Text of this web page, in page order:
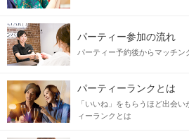
パーティー参加の流れ
パーティー予約後からマッチン
パーティーランクとは
「いいね」をもらうほど出会
ィーランクとは